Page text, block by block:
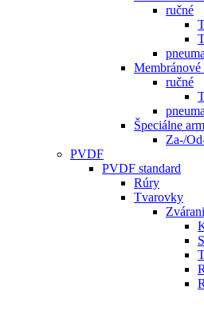
ručné
ručné
Špeciálne
Za-/
PVDF
PVDF standard
Rúry
Tvarovky